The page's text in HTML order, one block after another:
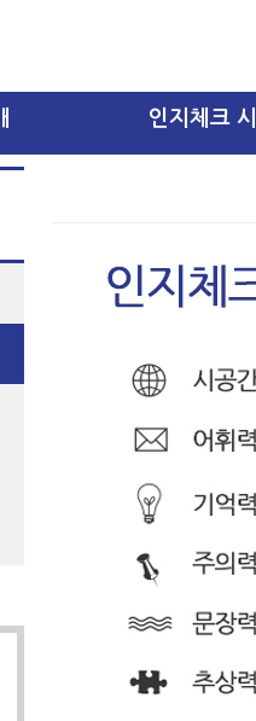
인지체크